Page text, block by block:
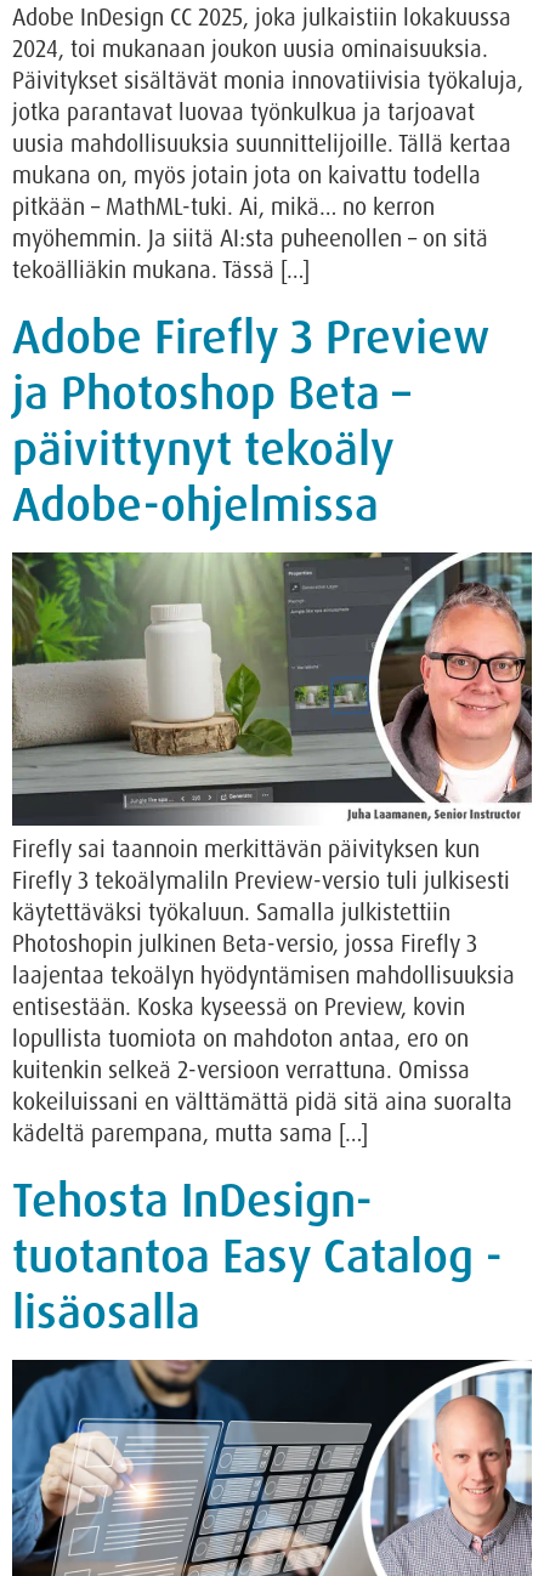
Adobe InDesign CC 2025, joka julkaistiin lokakuussa
2024, toi mukanaan joukon uusia ominaisuuksia.
Päivitykset sisältävät monia innovatiivisia työkaluja,
jotka parantavat luovaa työnkulkua ja tarjoavat
uusia mahdollisuuksia suunnittelijoille. Tällä kertaa
mukana on, myös jotain jota on kaivattu todella
pitkään – MathML-tuki. Ai, mikä… no kerron
myöhemmin. Ja siitä AI:sta puheenollen – on sitä
tekoälliäkin mukana. Tässä […]
Adobe Firefly 3 Preview
ja Photoshop Beta –
päivittynyt tekoäly
Adobe-ohjelmissa
Firefly sai taannoin merkittävän päivityksen kun
Firefly 3 tekoälymaliln Preview-versio tuli julkisesti
käytettäväksi työkaluun. Samalla julkistettiin
Photoshopin julkinen Beta-versio, jossa Firefly 3
laajentaa tekoälyn hyödyntämisen mahdollisuuksia
entisestään. Koska kyseessä on Preview, kovin
lopullista tuomiota on mahdoton antaa, ero on
kuitenkin selkeä 2-versioon verrattuna. Omissa
kokeiluissani en välttämättä pidä sitä aina suoralta
kädeltä parempana, mutta sama […]
Tehosta InDesign-
tuotantoa Easy Catalog -
lisäosalla